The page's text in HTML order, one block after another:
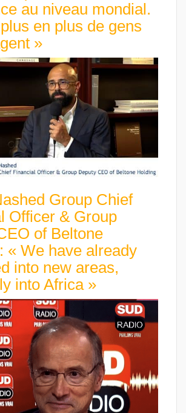
au niveau mondial.
en plus de gens
»
Group Chief
Officer & Group
of Beltone
« We have already
into new areas,
into Africa »